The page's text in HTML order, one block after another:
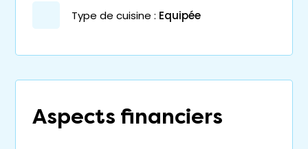
Type de cuisine : Equipée
Aspects financiers